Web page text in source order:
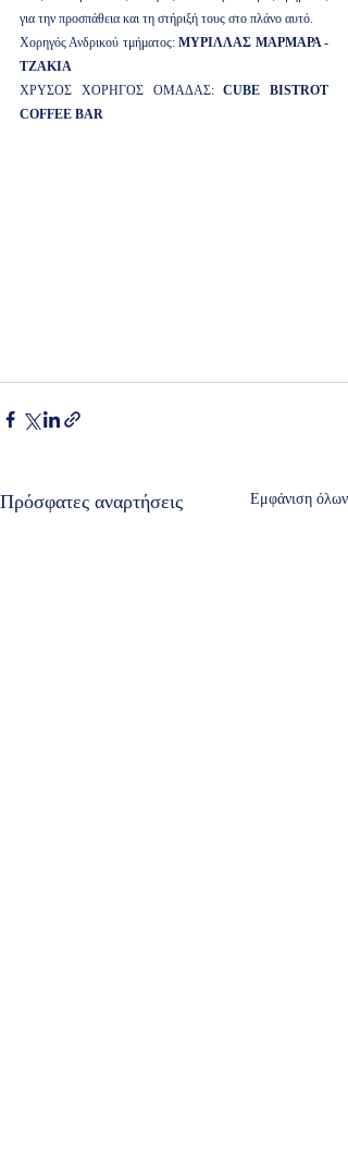
για την προσπάθεια και τη στήριξή τους στο πλάνο αυτό.
Χορηγός Ανδρικού τμήματος: ΜΥΡΙΛΛΑΣ ΜΑΡΜΑΡΑ -
ΤΖΑΚΙΑ
ΧΡΥΣΟΣ ΧΟΡΗΓΟΣ ΟΜΑΔΑΣ: CUBE BISTROT
COFFEE BAR
Πρόσφατες αναρτήσεις Εμφάνιση όλων